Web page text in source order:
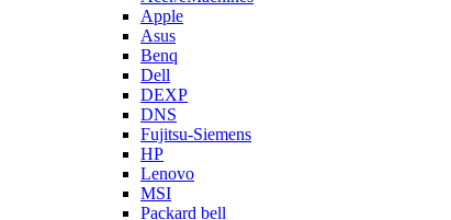
Apple
Asus
Benq
Dell
DEXP
DNS
Fujitsu-Siemens
HP
Lenovo
MSI
Packard bell